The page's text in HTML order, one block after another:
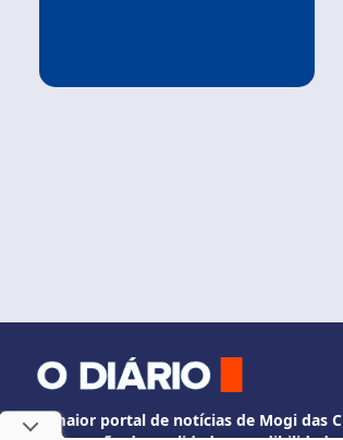
O maior portal de notícias de Mogi das